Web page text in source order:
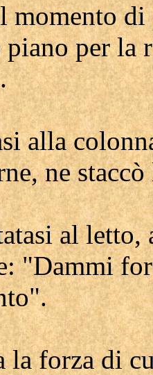
di
per la
alla
ne
al
"Dammi
la forza di